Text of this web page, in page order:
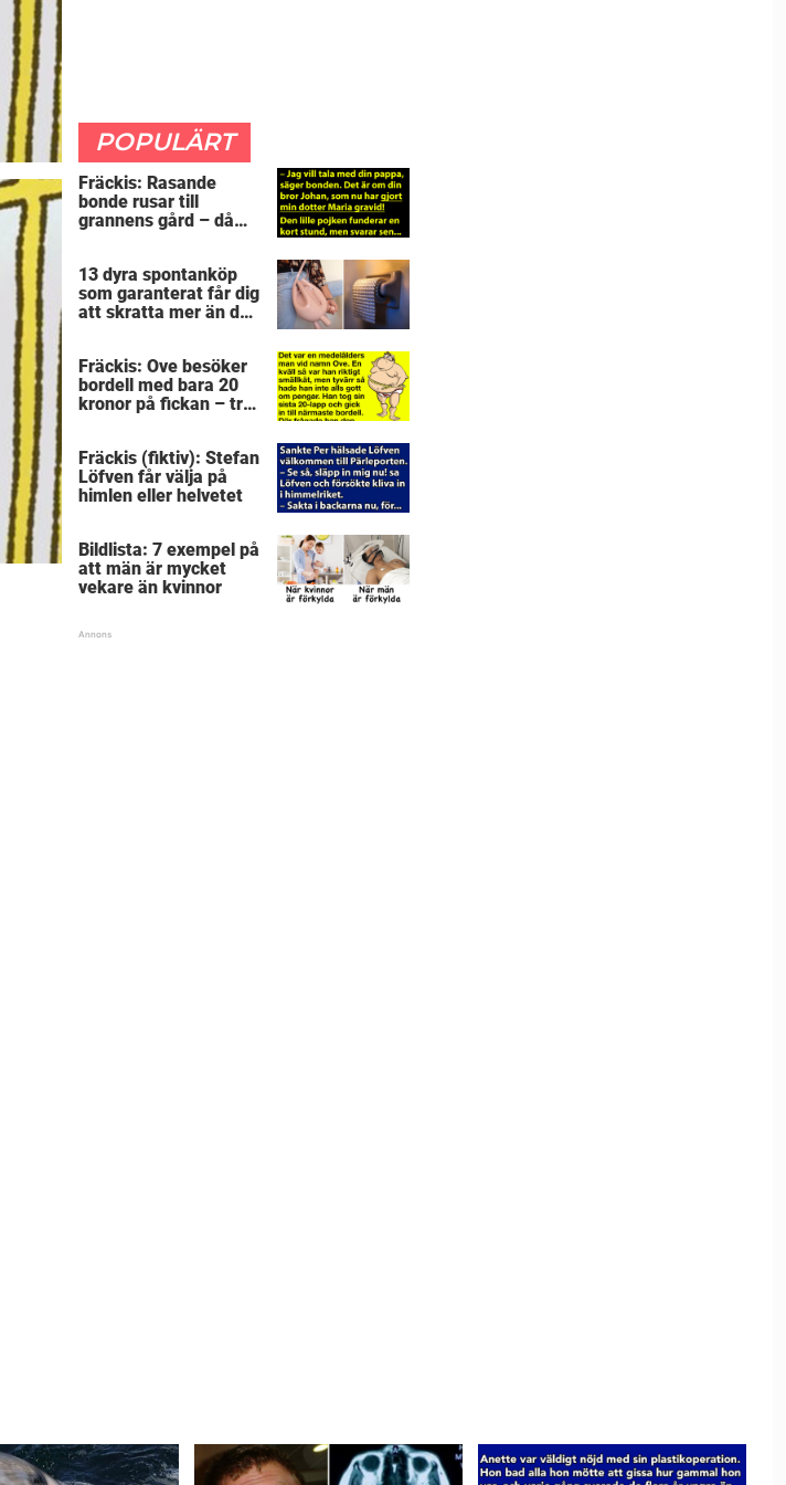
POPULÄRT
Fräckis: Rasande
bonde rusar till
grannens gård – då
mållös
13 dyra spontanköp
som garanterat får dig
att skratta mer än du
Fräckis: Ove besöker
bordell med bara 20
kronor på fickan – tre
Fräckis (fiktiv): Stefan
Löfven får välja på
himlen eller helvetet
Bildlista: 7 exempel på
att män är mycket
vekare än kvinnor